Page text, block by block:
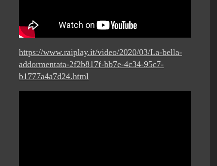
https://www.raiplay.it/video/2020/03/La-bella-
addormentata-2f2b817f-bb7e-4c34-95c7-
b1777a4a7d24.html